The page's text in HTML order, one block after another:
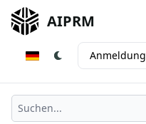
AIPRM
Anmeldung